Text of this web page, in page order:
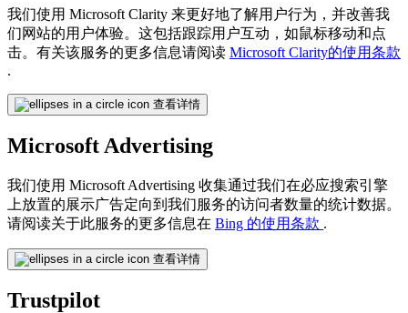
我们使用 Microsoft Clarity 来更好地了解用户行为，并改善我
们网站的用户体验。这包括跟踪用户互动，如鼠标移动和点
击。有关该服务的更多信息请阅读 Microsoft Clarity的使用条款
.
查看详情
Microsoft Advertising
我们使用 Microsoft Advertising 收集通过我们在必应搜索引擎
上放置的展示广告定向到我们服务的访问者数量的统计数据。
请阅读关于此服务的更多信息在 Bing 的使用条款 .
查看详情
Trustpilot